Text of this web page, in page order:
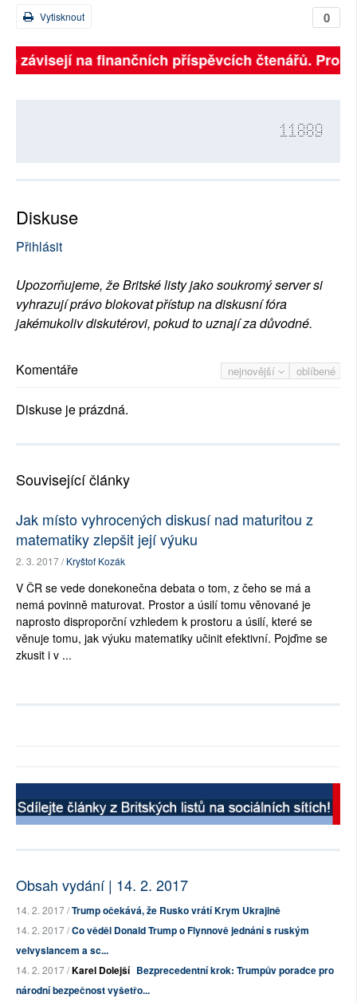
0
Vytisknout
závisejí na finančních příspěvcích čtenářů.
11889
Diskuse
Přihlásit
Upozorňujeme, že Britské listy jako soukromý server si
vyhrazují právo blokovat přístup na diskusní fóra
jakémukoliv diskutérovi, pokud to uznají za důvodné.
nejnovější oblíbené
Komentáře
Diskuse je prázdná.
Související články
Jak místo vyhrocených diskusí nad maturitou z
matematiky zlepšit její výuku
2. 3. 2017 /Kryštof Kozák
V ČR se vede donekonečna debata o tom, z čeho se má a
nemá povinně maturovat. Prostor a úsilí tomu věnované je
naprosto disproporční vzhledem k prostoru a úsilí, které se
věnuje tomu, jak výuku matematiky učinit efektivní. Pojďme se
zkusit i v ...
Obsah vydání | 14. 2. 2017
14. 2. 2017 /Trump očekává, že Rusko vrátí Krym Ukrajině
14. 2. 2017 /Co věděl Donald Trump o Flynnově jednání s ruským
velvyslancem a sc...
14. 2. 2017 /Karel Dolejší Bezprecedentní krok: Trumpův poradce pro
národní bezpečnost vyšetřo...